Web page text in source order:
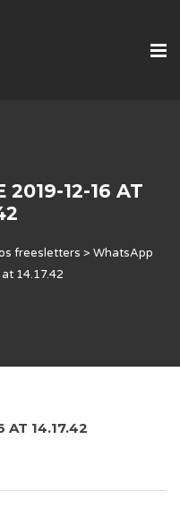
2019-12-16 AT
freesletters > WhatsApp
14.17.42
AT 14.17.42